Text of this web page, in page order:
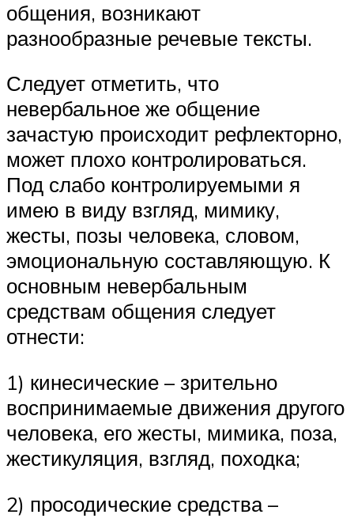
общения, возникают
разнообразные речевые тексты.
Следует отметить, что
невербальное же общение
зачастую происходит рефлекторно,
может плохо контролироваться.
Под слабо контролируемыми я
имею в виду взгляд, мимику,
жесты, позы человека, словом,
эмоциональную составляющую. К
основным невербальным
средствам общения следует
отнести:
1) кинесические – зрительно
воспринимаемые движения другого
человека, его жесты, мимика, поза,
жестикуляция, взгляд, походка;
2) просодические средства –